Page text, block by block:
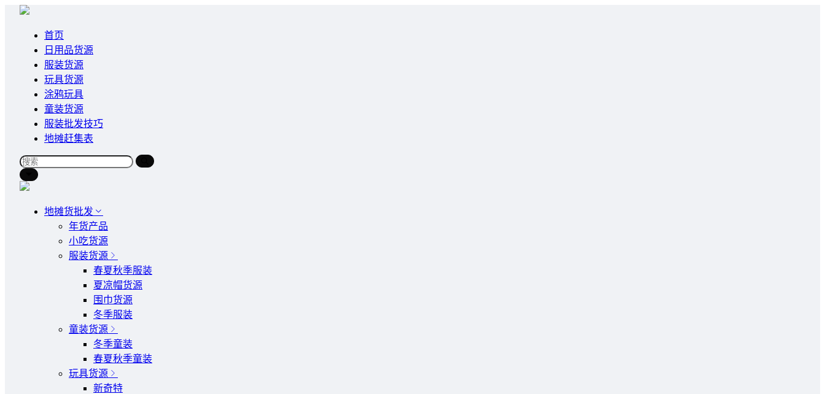
首页
日用品货源
服装货源
玩具货源
涂鸦玩具
童装货源
服装批发技巧
地摊赶集表
地摊货批发
年货产品
小吃货源
服装货源
春夏秋季服装
夏凉帽货源
围巾货源
冬季服装
童装货源
冬季童装
春夏秋季童装
玩具货源
新奇特